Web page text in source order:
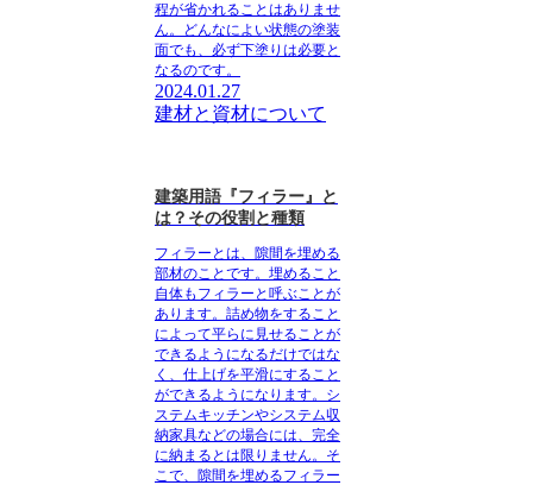
程が省かれることはありませ
ん。どんなによい状態の塗装
面でも、必ず下塗りは必要と
なるのです。
2024.01.27
建材と資材について
建築用語『フィラー』と
は？その役割と種類
フィラーとは、隙間を埋める
部材のことです。埋めること
自体もフィラーと呼ぶことが
あります。詰め物をすること
によって平らに見せることが
できるようになるだけではな
く、仕上げを平滑にすること
ができるようになります。シ
ステムキッチンやシステム収
納家具などの場合には、完全
に納まるとは限りません。そ
こで、隙間を埋めるフィラー